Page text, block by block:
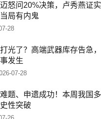
怒问20%决策，卢秀燕证实
局有内鬼
28
光了？高端武器库存告急，
发生
07-28
题、申遗成功！本周我国多
性突破